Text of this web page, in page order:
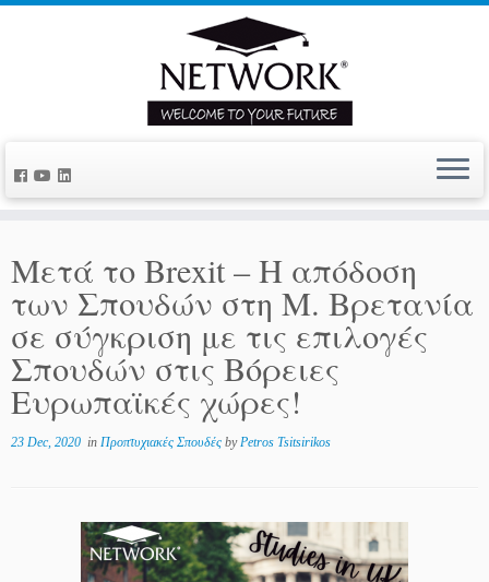
Mετά το Brexit – Η απόδοση
των Σπουδών στη M. Βρετανία
σε σύγκριση με τις επιλογές
Σπουδών στις Βόρειες
Ευρωπαϊκές χώρες!
23 Dec, 2020 in Προπτυχιακές Σπουδές byPetros Tsitsirikos